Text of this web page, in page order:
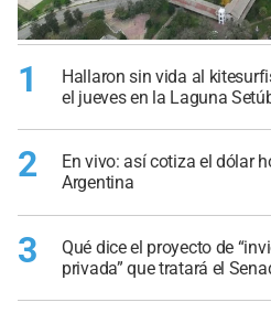
1
Hallaron sin vida al
el jueves en la Laguna
2
En vivo: así cotiza el dólar
Argentina
3
Qué dice el proyecto de
privada” que tratará el